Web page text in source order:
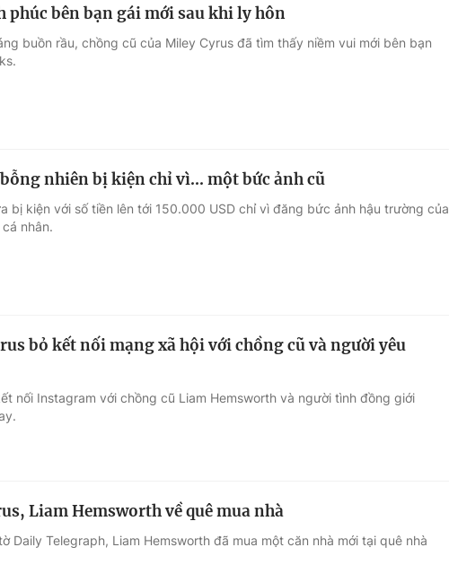
phúc bên bạn gái mới sau khi ly hôn
buồn rầu, chồng cũ của Miley Cyrus đã tìm thấy niềm vui mới bên bạn
nhiên bị kiện chỉ vì... một bức ảnh cũ
bị kiện với số tiền lên tới 150.000 USD chỉ vì đăng bức ảnh hậu trường của
nhân.
bỏ kết nối mạng xã hội với chồng cũ và người yêu
nối Instagram với chồng cũ Liam Hemsworth và người tình đồng giới
Liam Hemsworth về quê mua nhà
Daily Telegraph, Liam Hemsworth đã mua một căn nhà mới tại quê nhà